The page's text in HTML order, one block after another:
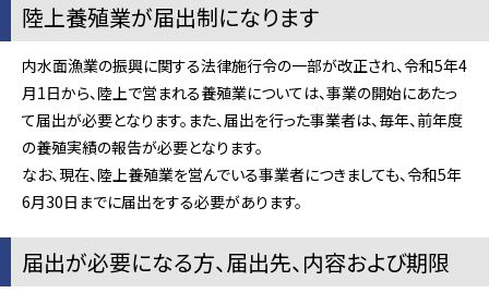
陸上養殖業が届出制になります
内水面漁業の振興に関する法律施行令の一部が改正され、令和5年4
月1日から、陸上で営まれる養殖業については、事業の開始にあたっ
て届出が必要となります。また、届出を行った事業者は、毎年、前年度
の養殖実績の報告が必要となります。
なお、現在、陸上養殖業を営んでいる事業者につきましても、令和5年
6月30日までに届出をする必要があります。
届出が必要になる方、届出先、内容および期限